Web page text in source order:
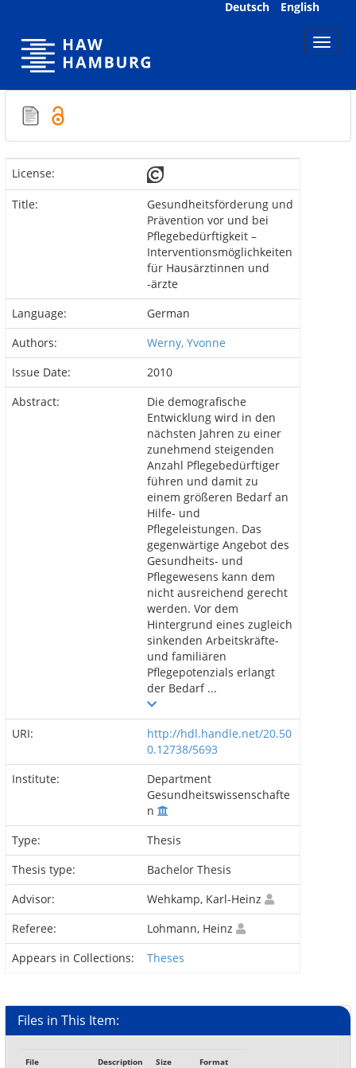
Deutsch English
License:
Title:
Gesundheitsförderung und
Prävention vor und bei
Pflegebedürftigkeit –
Interventionsmöglichkeiten
für Hausärztinnen und
-ärzte
Language:
German
Authors:
Werny, Yvonne
Issue Date:
2010
Abstract:
Die demografische
Entwicklung wird in den
nächsten Jahren zu einer
zunehmend steigenden
Anzahl Pflegebedürftiger
führen und damit zu
einem größeren Bedarf an
Hilfe- und
Pflegeleistungen. Das
gegenwärtige Angebot des
Gesundheits- und
Pflegewesens kann dem
nicht ausreichend gerecht
werden. Vor dem
Hintergrund eines zugleich
sinkenden Arbeitskräfte-
und familiären
Pflegepotenzials erlangt
der Bedarf ...
URI:
http://hdl.handle.net/20.50
0.12738/5693
Institute:
Department
Gesundheitswissenschafte
n
Type:
Thesis
Thesis type:
Bachelor Thesis
Advisor:
Wehkamp, Karl-Heinz
Referee:
Lohmann, Heinz
Appears in Collections:
Theses
Files in This Item:
File Description Size Format